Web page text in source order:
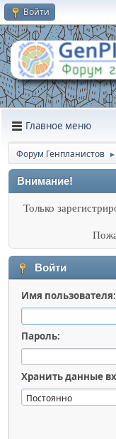
Войти
Главное меню
Форум Генпланистов ►
Внимание!
Только
Войти
Имя пользователя:
Пароль:
Хранить данные